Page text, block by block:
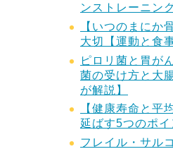
ンストレーニン
【いつのまにか
大切【運動と食
ピロリ菌と胃が
菌の受け方と大
が解説】
【健康寿命と平
延ばす5つのポイ
フレイル・サル